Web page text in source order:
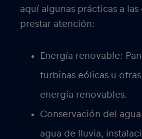
aquí algunas prácticas a
prestar atención:
Energía renovable:
turbinas eólicas u
energía renovables.
Conservación del
agua de lluvia,